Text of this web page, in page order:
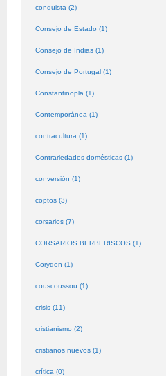
conquista (2)
Consejo de Estado (1)
Consejo de Indias (1)
Consejo de Portugal (1)
Constantinopla (1)
Contemporánea (1)
contracultura (1)
Contrariedades domésticas (1)
conversión (1)
coptos (3)
corsarios (7)
CORSARIOS BERBERISCOS (1)
Corydon (1)
couscoussou (1)
crisis (11)
cristianismo (2)
cristianos nuevos (1)
crítica (0)